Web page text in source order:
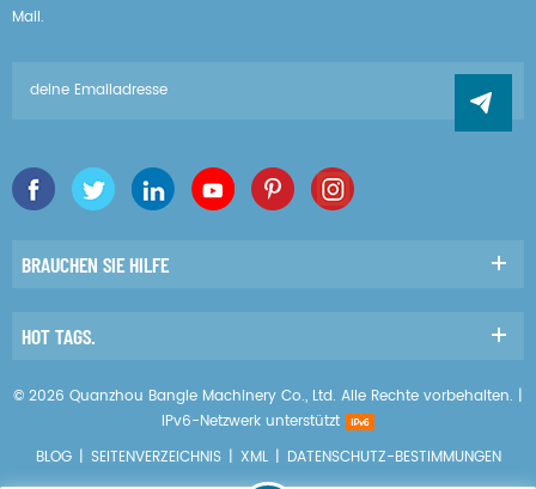
Mail.
BRAUCHEN SIE HILFE
HOT TAGS.
© 2026 Quanzhou Bangle Machinery Co., Ltd. Alle Rechte vorbehalten. |
IPv6-Netzwerk unterstützt
BLOG | SEITENVERZEICHNIS | XML | DATENSCHUTZ-BESTIMMUNGEN